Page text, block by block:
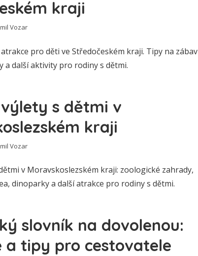
kraji
Vozar
pro děti ve Středočeském kraji. Tipy na
a další aktivity pro rodiny s dětmi.
s dětmi v
kraji
Vozar
v Moravskoslezském kraji: zoologické zahrady,
dinoparky a další atrakce pro rodiny s dětmi.
slovník na dovolenou:
a tipy pro cestovatele